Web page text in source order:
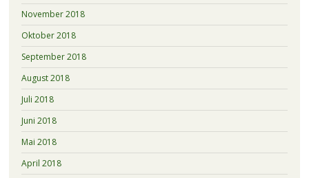
November 2018
Oktober 2018
September 2018
August 2018
Juli 2018
Juni 2018
Mai 2018
April 2018